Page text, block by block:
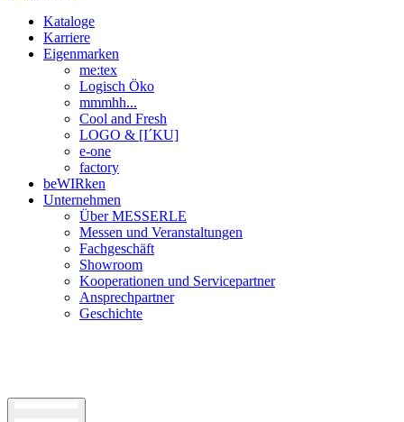
Kataloge
Karriere
Eigenmarken
me:tex
Logisch Öko
mmmhh...
Cool and Fresh
LOGO & [I´KU]
e-one
factory
beWIRken
Unternehmen
Über MESSERLE
Messen und Veranstaltungen
Fachgeschäft
Showroom
Kooperationen und Servicepartner
Ansprechpartner
Geschichte